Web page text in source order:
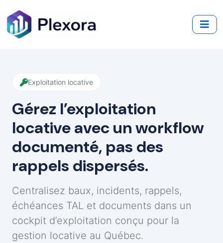
Exploitation locative
Gérez l’exploitation
locative avec un workflow
documenté, pas des
rappels dispersés.
Centralisez baux, incidents, rappels,
échéances TAL et documents dans un
cockpit d’exploitation conçu pour la
gestion locative au Québec.